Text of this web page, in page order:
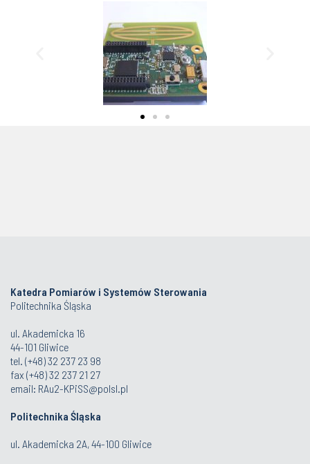
Katedra Pomiarów i Systemów Sterowania
Politechnika Śląska
ul. Akademicka 16
44-101 Gliwice
tel. (+48) 32 237 23 98
fax (+48) 32 237 21 27
email: RAu2-KPiSS@polsl.pl
Politechnika Śląska
ul. Akademicka 2A, 44-100 Gliwice